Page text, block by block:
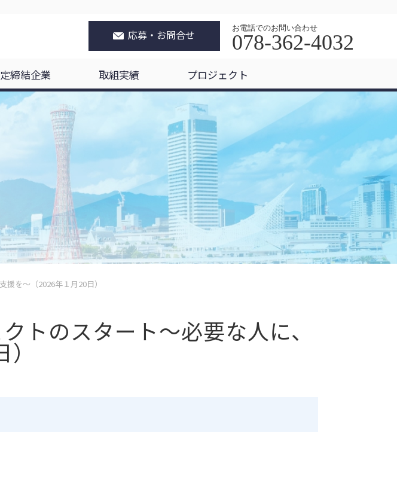
応募・お問合せ お電話でのお問い合わせ
078-362-4032
締結企業 取組実績 プロジェクト
を～（2026年１月20日）
トのスタート～必要な人に、